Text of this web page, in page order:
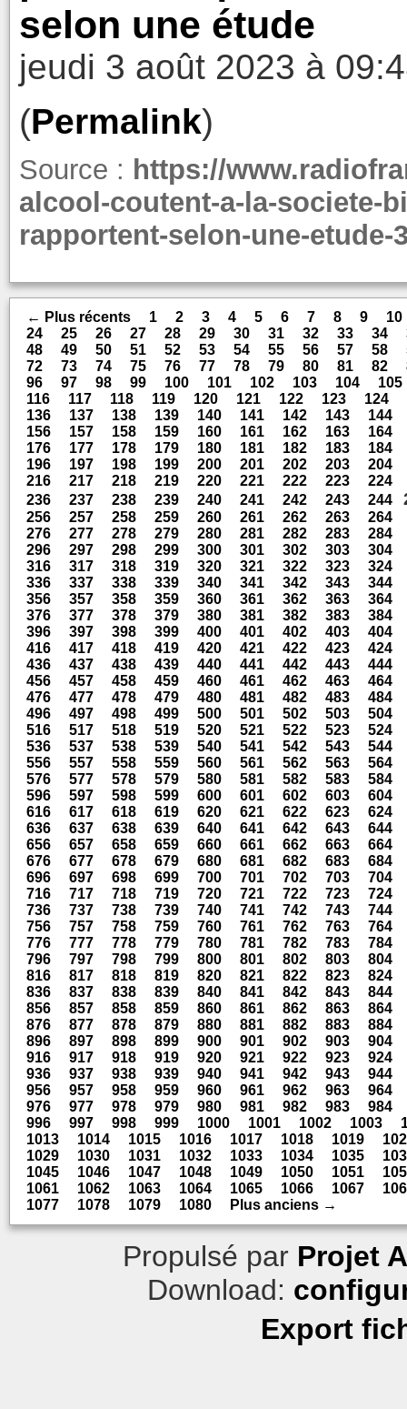
selon une étude
jeudi 3 août 2023 à
(Permalink)
Source : https://
alcool-coutent-a-la-societe-
rapportent-selon-une-etude-
← Plus récents 1 2 3 4 5 6 7 8 9
10
24
25 26 27 28 29 30 31 32 33 34
48
49 50 51 52 53 54 55 56 57 58
72
73 74 75 76 77 78 79 80 81 82
96
97 98 99 100 101 102 103 104
105
116
117 118 119 120 121 122 123 124
136
137 138 139 140 141 142 143
144
156
157 158 159 160 161 162 163
164
176
177 178 179 180 181 182 183
184
196
197 198 199 200 201 202 203
204
216
217 218 219 220 221 222 223
224
236
237 238 239 240 241 242 243 244
256 257 258 259 260 261 262 263
264
276
277 278 279 280 281 282 283
284
296
297 298 299 300 301 302 303
304
316
317 318 319 320 321 322 323
324
336
337 338 339 340 341 342 343
344
356
357 358 359 360 361 362 363
364
376
377 378 379 380 381 382 383
384
396
397 398 399 400 401 402 403
404
416
417 418 419 420 421 422 423
424
436
437 438 439 440 441 442 443
444
456
457 458 459 460 461 462 463
464
476
477 478 479 480 481 482 483
484
496
497 498 499 500 501 502 503
504
516
517 518 519 520 521 522 523
524
536
537 538 539 540 541 542 543
544
556
557 558 559 560 561 562 563
564
576
577 578 579 580 581 582 583
584
596
597 598 599 600 601 602 603
604
616
617 618 619 620 621 622 623
624
636
637 638 639 640 641 642 643
644
656
657 658 659 660 661 662 663
664
676
677 678 679 680 681 682 683
684
696
697 698 699 700 701 702 703
704
716
717 718 719 720 721 722 723
724
736
737 738 739 740 741 742 743
744
756
757 758 759 760 761 762 763
764
776
777 778 779 780 781 782 783
784
796
797 798 799 800 801 802 803
804
816
817 818 819 820 821 822 823
824
836
837 838 839 840 841 842 843
844
856
857 858 859 860 861 862 863
864
876
877 878 879 880 881 882 883
884
896
897 898 899 900 901 902 903
904
916
917 918 919 920 921 922 923
924
936
937 938 939 940 941 942 943
944
956
957 958 959 960 961 962 963
964
976
977 978 979 980 981 982 983
984
996
997 998 999 1000 1001 1002 1003
1013
1014 1015 1016 1017 1018 1019
1029
1030 1031 1032 1033 1034 1035
1045
1046 1047 1048 1049 1050 1051
1061
1062 1063 1064 1065 1066 1067
1077
1078 1079 1080 Plus anciens →
Propulsé par Projet
Download:
Export